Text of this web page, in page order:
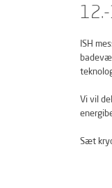
ISH
Vi vil
Sæt